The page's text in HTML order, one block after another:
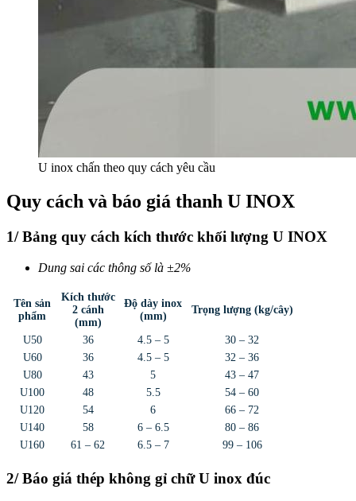
U inox chấn theo quy cách yêu cầu
Quy cách và báo giá thanh U INOX
1/ Bảng quy cách kích thước khối lượng U INOX
Dung sai các thông số là ±2%
Tên sản
phẩm
Kích thước
2 cánh
(mm)
Độ dày inox
(mm)
Trọng lượng (kg/cây)
U50 36 4.5 – 5
30 – 32
U60
36 4.5 – 5
32 – 36
U80
43 5
43 – 47
U100
48 5.5
54 – 60
U120
54 6
66 – 72
U140
58 6 – 6.5
80 – 86
U160
61 – 62 6.5 – 7 99 – 106
2/ Báo giá thép không gỉ chữ U inox đúc